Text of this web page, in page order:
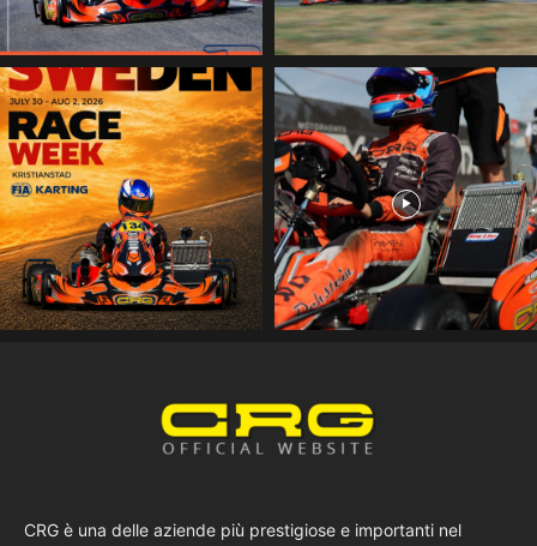
CRG è una delle aziende più prestigiose e importanti nel